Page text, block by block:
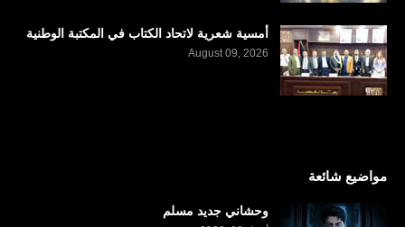
أمسية شعرية لاتحاد الكتاب في المكتبة الوطنية
August 09, 2026
مواضيع شائعة
وحشاني جديد مسلم